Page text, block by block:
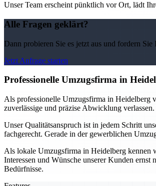
Unser Team erscheint pünktlich vor Ort, lädt
Alle Fragen geklärt?
Dann probieren Sie es jetzt aus und fordern
Jetzt Anfrage starten
Professionelle Umzugsfirma in
Als professionelle Umzugsfirma in Heidelberg
zuverlässige und präzise Abwicklung
Unser Qualitätsanspruch ist in jedem Schritt
fachgerecht. Gerade in der gewerblichen
Als lokale Umzugsfirma in Heidelberg kennen
Interessen und Wünsche unserer Kunden
Bedürfnisse.